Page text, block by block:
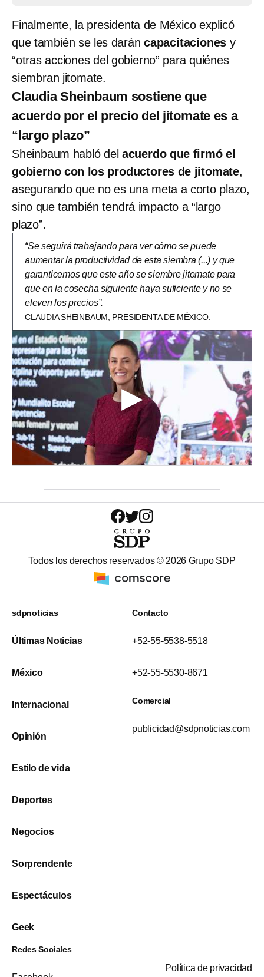
Finalmente, la presidenta de México explicó
que también se les daráncapacitaciones y
“otras acciones del gobierno” para quiénes
siembran jitomate.
Claudia Sheinbaum sostiene que
acuerdo por el precio del jitomate es a
“largo plazo”
Sheinbaum habló del acuerdo que firmó el
gobierno con los productores de jitomate,
asegurando que no es una meta a corto plazo,
sino que también tendrá impacto a “largo
plazo”.
“Se seguirá trabajando para ver cómo se puede
aumentar la productividad de esta siembra (...) y que
garanticemos que este año se siembre jitomate para
que en la cosecha siguiente haya suficiente y no se
eleven los precios”.
CLAUDIA SHEINBAUM, PRESIDENTA DE MÉXICO.
Todos los derechos reservados © 2026 Grupo SDP
sdpnoticias
Últimas Noticias
México
Internacional
Opinión
Estilo de vida
Deportes
Negocios
Sorprendente
Espectáculos
Geek
Contacto
+52-55-5538-5518
+52-55-5530-8671
Comercial
publicidad@sdpnoticias.com
Redes Sociales
Política de privacidad